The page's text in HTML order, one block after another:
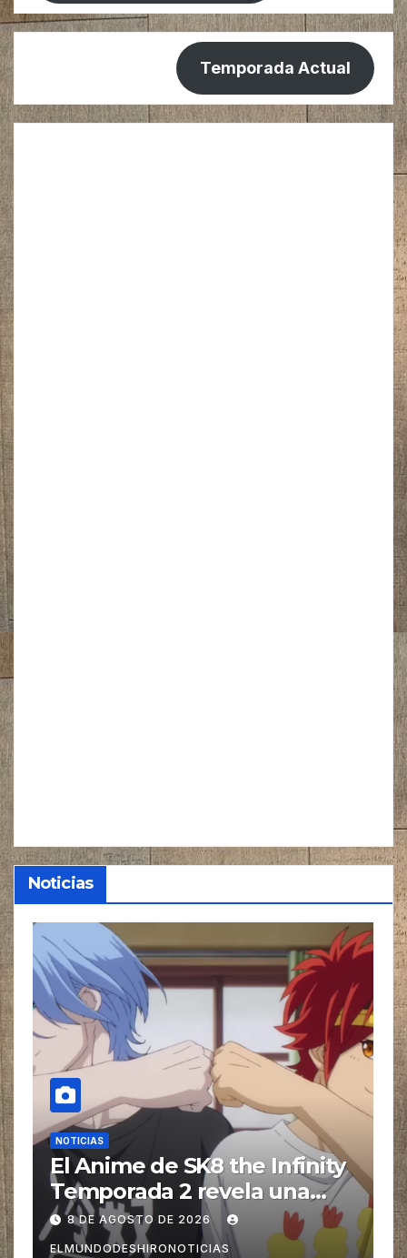
Temporada Actual
Noticias
NOTICIAS
La Película de Live-Action
de BLUE LOCK revela un
video especial con el tema
musical interpretado por
8 DE AGOSTO DE 2026
ELMUNDODESHIRONOTICIAS